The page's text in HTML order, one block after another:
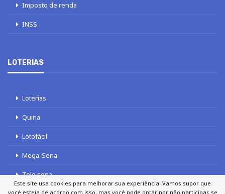
Imposto de renda
INSS
LOTERIAS
Loterias
Quina
Lotofácil
Mega-Sena
Tele sena
Este site usa cookies para melhorar sua experiência. Vamos supor que
você esteja de acordo com isso, mas você pode optar por não participar, se